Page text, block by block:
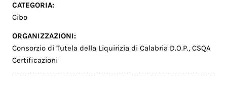
CATEGORIA:
Cibo
ORGANIZZAZIONI:
Consorzio di Tutela della Liquirizia di Calabria D.O.P.,CSQA
Certificazioni